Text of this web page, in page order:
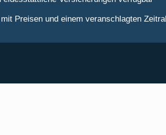
Preisen und einem veranschlagten